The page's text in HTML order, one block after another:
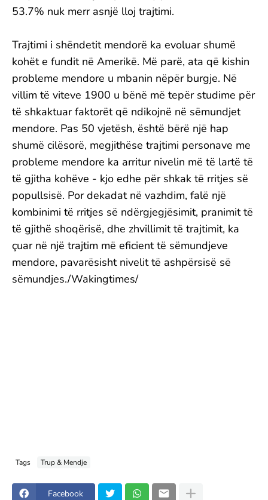
53.7% nuk merr asnjë lloj trajtimi.
Trajtimi i shëndetit mendorë ka evoluar shumë
kohët e fundit në Amerikë. Më parë, ata që kishin
probleme mendore u mbanin nëpër burgje. Në
villim të viteve 1900 u bënë më tepër studime për
të shkaktuar faktorët që ndikojnë në sëmundjet
mendore. Pas 50 vjetësh, është bërë një hap
shumë cilësorë, megjithëse trajtimi personave me
probleme mendore ka arritur nivelin më të lartë të
të gjitha kohëve - kjo edhe për shkak të rritjes së
popullsisë. Por dekadat në vazhdim, falë një
kombinimi të rritjes së ndërgjegjësimit, pranimit të
të gjithë shoqërisë, dhe zhvillimit të trajtimit, ka
çuar në një trajtim më eficient të sëmundjeve
mendore, pavarësisht nivelit të ashpërsisë së
sëmundjes./Wakingtimes/
Tags Trup & Mendje
Facebook